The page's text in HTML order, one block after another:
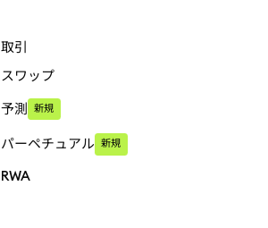
取引
スワップ
予測 新規
パーペチュアル 新規
RWA